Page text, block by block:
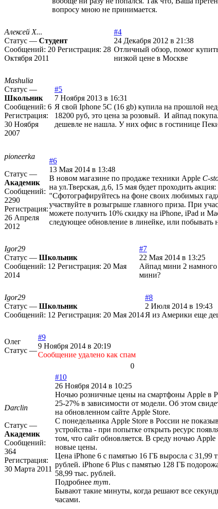
вопросу мною не принимается.
Алексей Х...
Статус — Студент
Сообщений: 20 Регистрация: 28
Октября 2011
#4
24 Декабря 2012 в 21:38
Отличный обзор, помог
низкой цене в Москве
Mashulia
Статус —
Школьник
Сообщений: 6
Регистрация:
30 Ноября
2007
#5
7 Ноября 2013 в 16:31
Я свой Iphone 5C (16 gb) купила на прошлой
18200 руб, это цена за розовый. И айпад
дешевле не нашла. У них офис в гостинице
pioneerka
Статус —
Академик
Сообщений:
2290
Регистрация:
26 Апреля
2012
#6
13 Мая 2014 в 13:48
В новом магазине по продаже техники Apple C-
на ул.Тверская, д.6, 15 мая будет проходить акция:
"Сфотографируйтесь на фоне своих любимых
участвуйте в розыгрыше главного приза. При
можете получить 10% скидку на iPhone, iPad и
следующее обновление в линейке, или побывать
Igor29
Статус — Школьник
Сообщений: 12 Регистрация: 20 Мая
2014
#7
22 Мая 2014 в 13:25
Айпад мини 2 намного
мини?
Igor29
Статус — Школьник
Сообщений: 12 Регистрация: 20 Мая 2014
#8
2 Июля 2014 в 19:43
Я из Америки еще
Олег
Статус —
#9
9 Ноября 2014 в 20:19
Cообщение удалено как спам
0
Darclin
Статус —
Академик
Сообщений:
364
Регистрация:
30 Марта 2011
#10
26 Ноября 2014 в 10:25
Ночью розничные цены на смартфоны Apple в
25-27% в зависимости от модели. Об этом
на обновленном сайте Apple Store.
С понедельника Apple Store в России не
устройства - при попытке открыть ресурс
том, что сайт обновляется. В среду ночью Apple
новые цены.
Цена iPhone 6 с памятью 16 ГБ выросла с 31,99
рублей. iPhone 6 Plus с памятью 128 ГБ
58,99 тыс. рублей.
Подробнее тут.
Бывают такие минуты, когда решают все
часами.